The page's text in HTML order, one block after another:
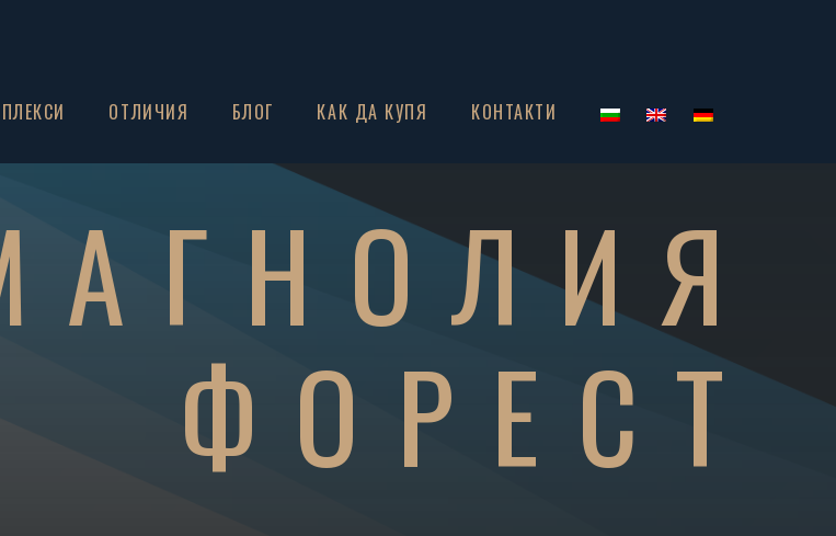
ОТЛИЧИЯ БЛОГ КАК ДА КУПЯ КОНТАКТИ
ФОРЕСТ